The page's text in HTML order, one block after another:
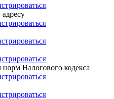
Налогового кодекса